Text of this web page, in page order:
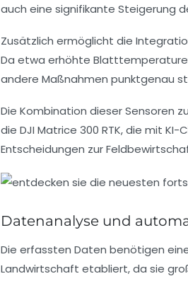
auch eine signifikante Steigerung
Zusätzlich ermöglicht die
Da etwa erhöhte
andere Maßnahmen punktgenau
Die Kombination dieser Sensoren
die DJI Matrice 300 RTK, die mit
Entscheidungen zur
Datenanalyse und
Die erfassten Daten benötigen
Landwirtschaft etabliert, da sie